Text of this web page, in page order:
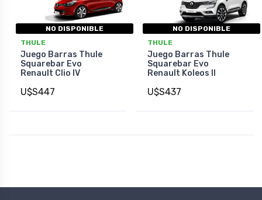
NO DISPONIBLE
THULE
Juego Barras Thule
Squarebar Evo
Renault Clio IV
U$S447
NO DISPONIBLE
THULE
Juego Barras Thule
Squarebar Evo
Renault Koleos II
U$S437